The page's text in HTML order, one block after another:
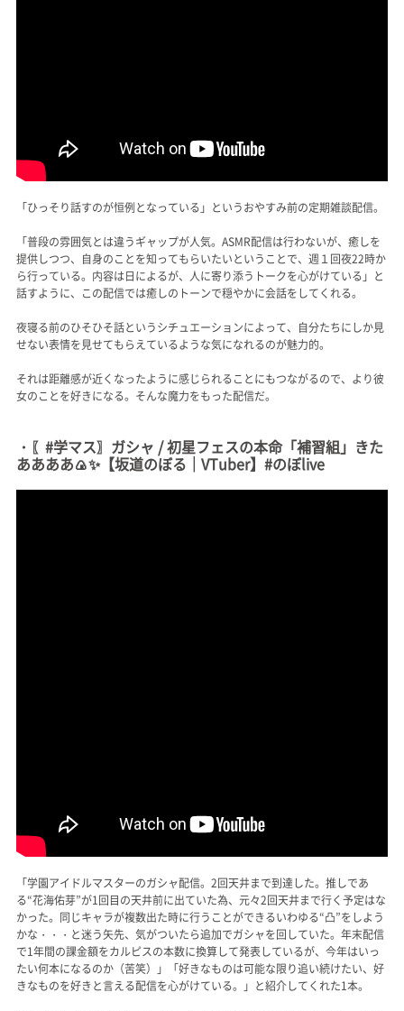
「ひっそり話すのが恒例となっている」というおやすみ前の定期雑談配信。
「普段の雰囲気とは違うギャップが人気。ASMR配信は行わないが、癒しを
提供しつつ、自身のことを知ってもらいたいということで、週１回夜22時か
ら行っている。内容は日によるが、人に寄り添うトークを心がけている」と
話すように、この配信では癒しのトーンで穏やかに会話をしてくれる。
夜寝る前のひそひそ話というシチュエーションによって、自分たちにしか見
せない表情を見せてもらえているような気になれるのが魅力的。
それは距離感が近くなったように感じられることにもつながるので、より彼
女のことを好きになる。そんな魔力をもった配信だ。
・〖#学マス〗ガシャ / 初星フェスの本命「補習組」きた
ああああ🍙✨【坂道のぼる｜VTuber】#のぼlive
「学園アイドルマスターのガシャ配信。2回天井まで到達した。推しであ
る“花海佑芽”が1回目の天井前に出ていた為、元々2回天井まで行く予定はな
かった。同じキャラが複数出た時に行うことができるいわゆる“凸”をしよう
かな・・・と迷う矢先、気がついたら追加でガシャを回していた。年末配信
で1年間の課金額をカルピスの本数に換算して発表しているが、今年はいっ
たい何本になるのか（苦笑）」「好きなものは可能な限り追い続けたい、好
きなものを好きと言える配信を心がけている。」と紹介してくれた1本。